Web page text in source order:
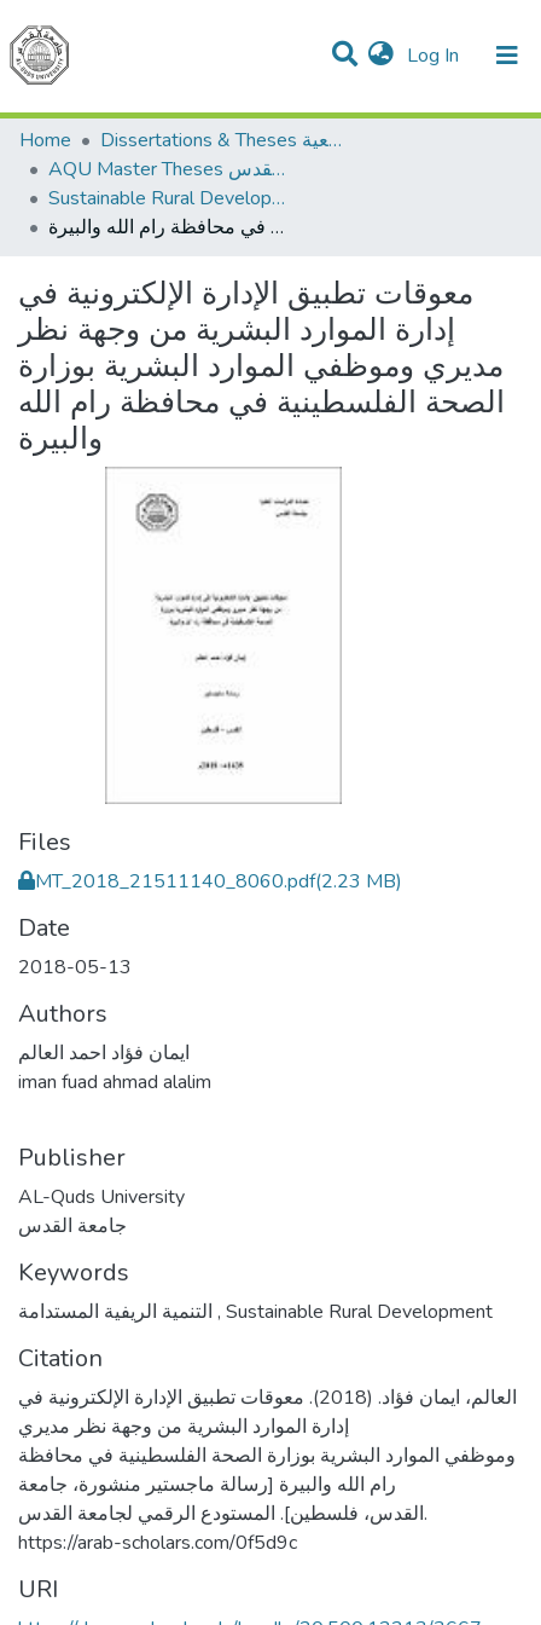
Log In (current)
Communities & Collections
All of DSpace
Home
Dissertations & Theses الرسائل الجامعية
AQU Master Theses الرسائل الجامعية الخاصة بجامعة القدس
Sustainable Rural Development التنمية الريفية المستدامة
معوقات تطبيق الإدارة الإلكترونية في إدارة الموارد البشرية من وجهة نظر مديري وموظفي الموارد البشرية بوزارة الصحة الفلسطينية في محافظة رام الله والبيرة
معوقات تطبيق الإدارة الإلكترونية في
إدارة الموارد البشرية من وجهة نظر
مديري وموظفي الموارد البشرية بوزارة
الصحة الفلسطينية في محافظة رام الله
والبيرة
Files
MT_2018_21511140_8060.pdf(2.23 MB)
Date
2018-05-13
Authors
ايمان فؤاد احمد العالم
iman fuad ahmad alalim
Publisher
AL-Quds University
جامعة القدس
Keywords
, Sustainable Rural Development
Citation
العالم، ايمان فؤاد. (2018). معوقات تطبيق الإدارة الإلكترونية في
إدارة الموارد البشرية من وجهة نظر مديري
وموظفي الموارد البشرية بوزارة الصحة الفلسطينية في محافظة
رام الله والبيرة [رسالة ماجستير منشورة، جامعة
القدس، فلسطين]. المستودع الرقمي لجامعة القدس.
https://arab-scholars.com/0f5d9c
URI